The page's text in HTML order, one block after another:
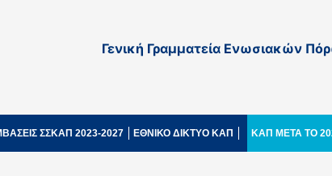
Γενική Γραμματεία Ενωσιακών
ΣΣΚΑΠ 2023-2027 ΕΘΝΙΚΟ ΔΙΚΤΥΟ ΚΑΠ ΚΑΠ ΜΕΤΑ ΤΟ